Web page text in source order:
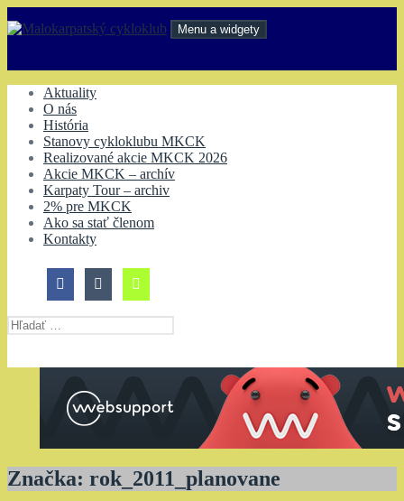
na
Menu a widgety
Aktuality
O nás
História
Stanovy cykloklubu MKCK
Realizované akcie MKCK 2026
Akcie MKCK – archív
Karpaty Tour – archiv
2% pre MKCK
Ako sa stať členom
Kontakty
Hľadať:
Značka: rok_2011_planovane